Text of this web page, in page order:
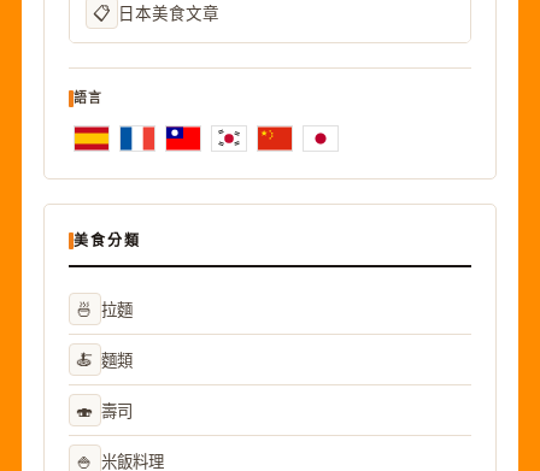
📋 日本美食文章
語言
美食分類
🍜 拉麵
🍝 麵類
🍣 壽司
🍚 米飯料理